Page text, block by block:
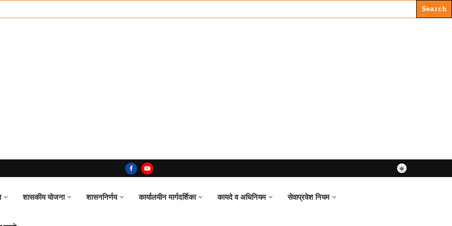
शासकीय योजना शासननिर्णय कार्यालयीन मार्गदर्शिका कायदे व अधिनियम सेवाप्रवेश नियम